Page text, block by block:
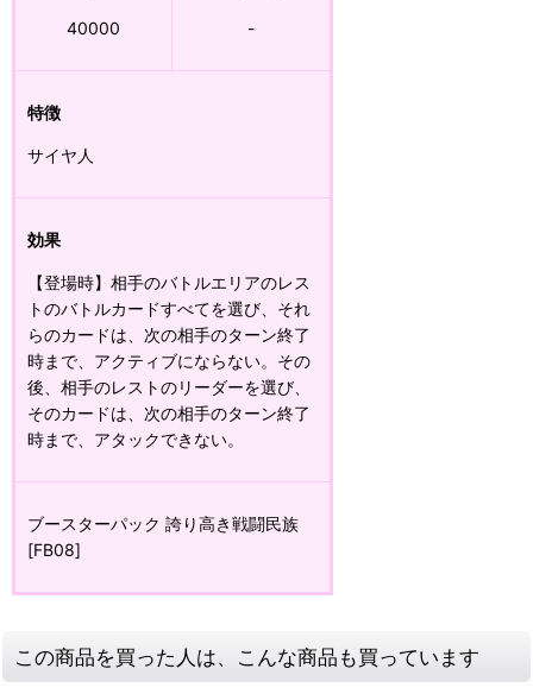
40000 -
特徴
サイヤ人
効果
【登場時】相手のバトルエリアのレス
トのバトルカードすべてを選び、それ
らのカードは、次の相手のターン終了
時まで、アクティブにならない。その
後、相手のレストのリーダーを選び、
そのカードは、次の相手のターン終了
時まで、アタックできない。
ブースターパック 誇り高き戦闘民族
[FB08]
この商品を買った人は、こんな商品も買っています